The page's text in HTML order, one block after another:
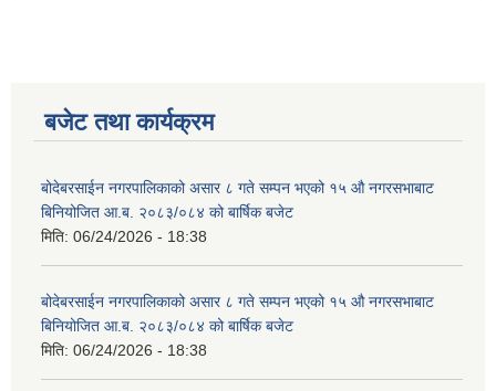
बजेट तथा कार्यक्रम
बोदेबरसाईन नगरपालिकाको असार ८ गते सम्पन भएको १५ ‍‍‍औ नगरसभाबाट
बिनियोजित आ.ब. २०८३/०८४ को बार्षिक बजेट
मिति: 06/24/2026 - 18:38
बोदेबरसाईन नगरपालिकाको असार ८ गते सम्पन भएको १५ ‍‍‍औ नगरसभाबाट
बिनियोजित आ.ब. २०८३/०८४ को बार्षिक बजेट
मिति: 06/24/2026 - 18:38